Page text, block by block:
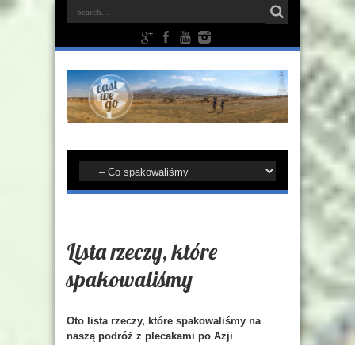
Lista rzeczy, które
spakowaliśmy
Oto lista rzeczy, które spakowaliśmy na
naszą podróż z plecakami po Azji